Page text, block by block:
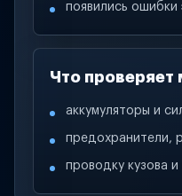
появились ошибки
Что проверяет
аккумуляторы и
предохранители,
проводку кузова и